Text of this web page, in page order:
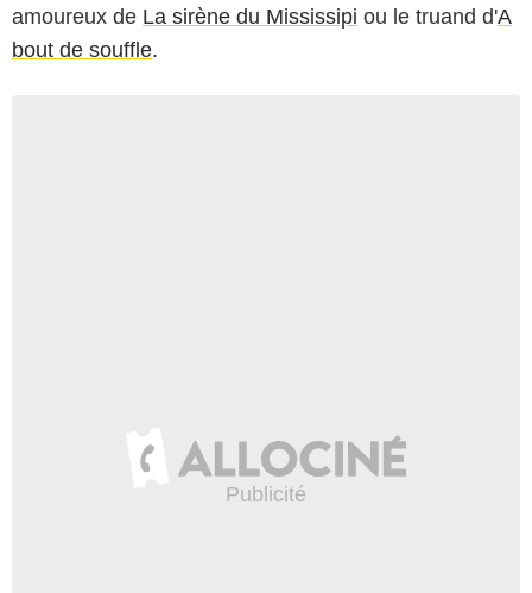
amoureux de La sirène du Mississipi ou le truand d'A
bout de souffle.